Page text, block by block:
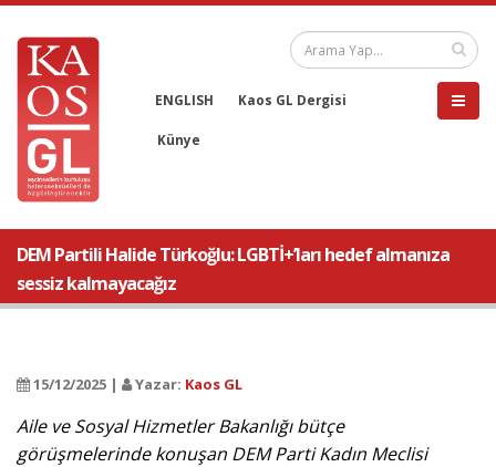
ENGLISH Kaos GL Dergisi
Künye
DEM Partili Halide Türkoğlu: LGBTİ+’ları hedef almanıza
sessiz kalmayacağız
15/12/2025 | Yazar: Kaos GL
Aile ve Sosyal Hizmetler Bakanlığı bütçe
görüşmelerinde konuşan DEM Parti Kadın Meclisi